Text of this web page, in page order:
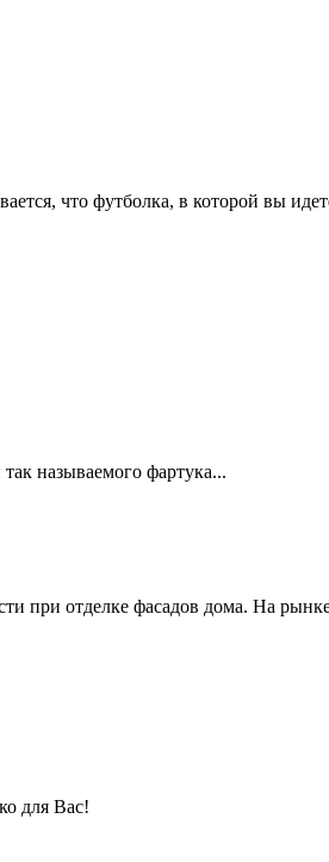
что футболка, в которой вы
называемого фартука...
при отделке фасадов дома. На
для Вас!